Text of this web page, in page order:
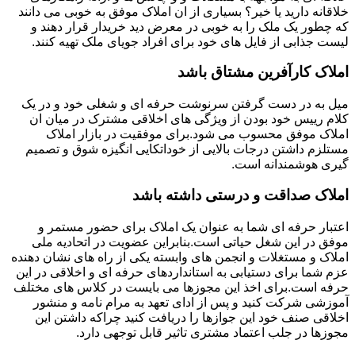
خلاقانه دارید یا خیر؟ بسیاری از ان املاک موفق به خوبی می دانند
که چطور یک ملک را به خوبی در معرض دید خریدار قرار دهند و
لیست جذابی از فایل های خود برای افراد جویای ملک تهیه کنند.
املاک کارآفرین مشتاق باشد
میل به در دست گرفتن سرنوشت حرفه ای و شغلی خود و در یک
کلام رییس خود بودن از ویژگی های اخلاقی مشترک در میان ان
املاک موفق محسوب می شود.برای موفقیت در بازار املاک
مستلزم داشتن درجات بالایی از خوداتکایی انگیزه شوق و تصمیم
گیری هوشمندانه است.
املاک صداقت و درستی داشته باشد
اعتبار حرفه ای شما به عنوان یک املاک برای حضور مستمر و
موفق در این شغل حیاتی است.بنابراین عضویت در اتحادیه ملی
املاک و مستغلات و انجمن های وابسته یکی از راه های نشان دهنده
عزم شما برای دستیابی به استانداردهای حرفه ای و اخلاقی در این
حرفه است.برای اخذ این مجوزها می بایست در کلاس های مختلف
آموزشی شرکت کنید و پس از ادای تعهد به مرام نامه و منشور
اخلاقی صنف خود این جوازها را دریافت کنید چراکه داشتن این
مجوزها در جلب اعتماد مشتری تاثیر قابل توجهی دارد.